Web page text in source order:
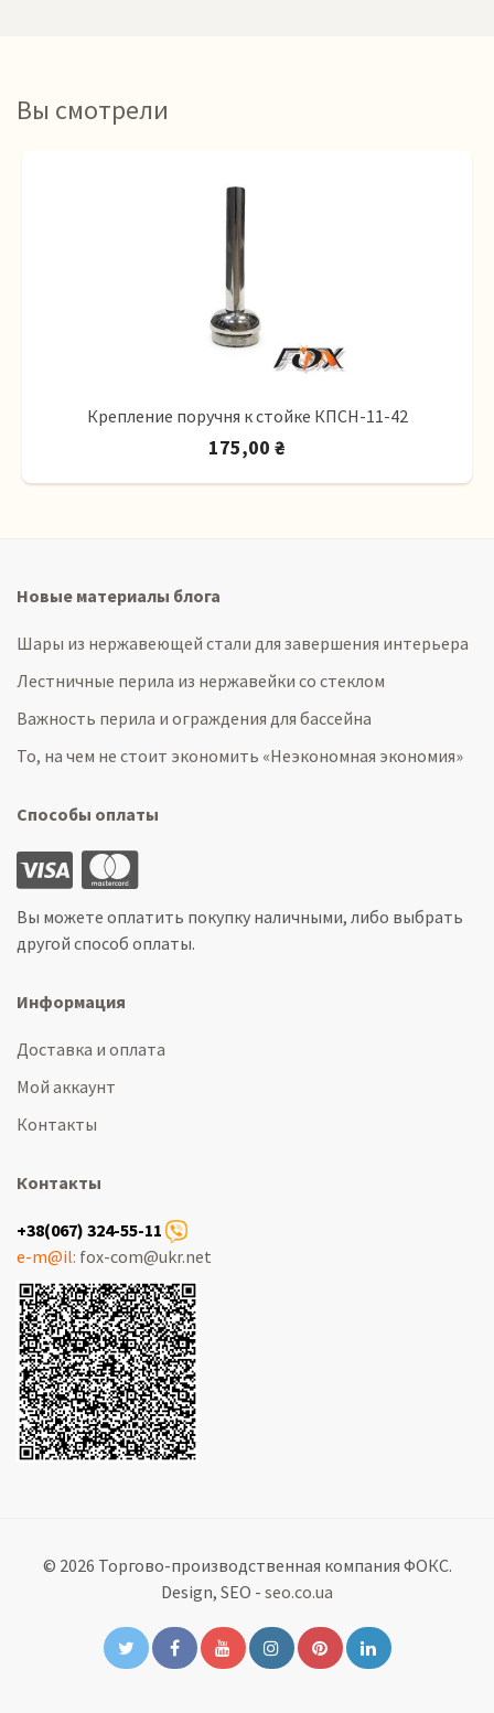
Вы смотрели
Крепление поручня к стойке КПСН-11-42
175,00 ₴
Новые материалы блога
Шары из нержавеющей стали для завершения интерьера
Лестничные перила из нержавейки со стеклом
Важность перила и ограждения для бассейна
То, на чем не стоит экономить «Неэкономная экономия»
Способы оплаты
Вы можете оплатить покупку наличными, либо выбрать
другой способ оплаты.
Информация
Доставка и оплата
Мой аккаунт
Контакты
Контакты
+38(067) 324-55-11
e-m@il: fox-com@ukr.net
© 2026 Торгово-производственная компания ФОКС.
Design, SEO - seo.co.ua